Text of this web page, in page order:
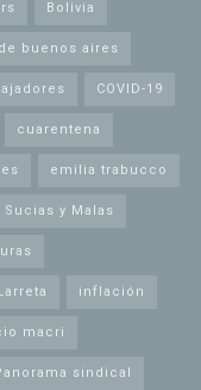
Bolivia
buenos aires
COVID-19
cuarentena
emilia trabucco
Sucias y Malas
inflación
macri
sindical